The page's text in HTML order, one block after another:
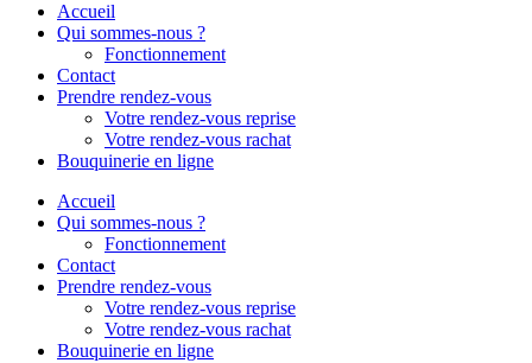
Accueil
Qui sommes-nous ?
Fonctionnement
Contact
Prendre rendez-vous
Votre rendez-vous reprise
Votre rendez-vous rachat
Bouquinerie en ligne
Accueil
Qui sommes-nous ?
Fonctionnement
Contact
Prendre rendez-vous
Votre rendez-vous reprise
Votre rendez-vous rachat
Bouquinerie en ligne